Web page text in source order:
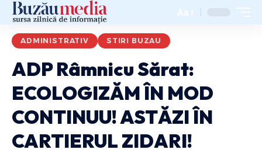
Aa
ADMINISTRATIV STIRI BUZAU
ADP Râmnicu Sărat:
ECOLOGIZĂM ÎN MOD
CONTINUU! ASTĂZI ÎN
CARTIERUL ZIDARI!